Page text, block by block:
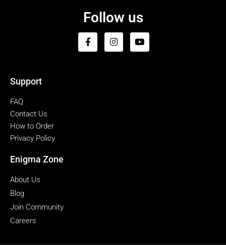
Follow us
Support
FAQ
Contact Us
How to Order
Privacy Policy
Enigma Zone
About Us
Blog
Join Community
Careers